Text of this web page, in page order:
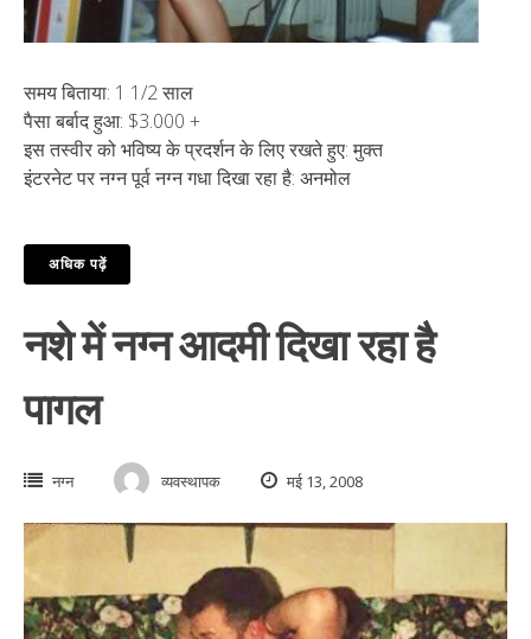
समय बिताया: 1 1/2 साल
पैसा बर्बाद हुआ: $3.000 +
इस तस्वीर को भविष्य के प्रदर्शन के लिए रखते हुए: मुक्त
इंटरनेट पर नग्न पूर्व नग्न गधा दिखा रहा है: अनमोल
अधिक पढ़ें
नशे में नग्न आदमी दिखा रहा है
पागल
नग्न व्यवस्थापक मई 13, 2008